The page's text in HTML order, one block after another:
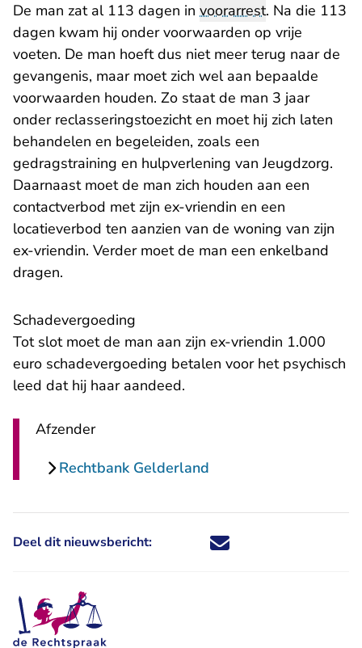
De man zat al 113 dagen in voorarrest. Na die 113
dagen kwam hij onder voorwaarden op vrije
voeten. De man hoeft dus niet meer terug naar de
gevangenis, maar moet zich wel aan bepaalde
voorwaarden houden. Zo staat de man 3 jaar
onder reclasseringstoezicht en moet hij zich laten
behandelen en begeleiden, zoals een
gedragstraining en hulpverlening van Jeugdzorg.
Daarnaast moet de man zich houden aan een
contactverbod met zijn ex-vriendin en een
locatieverbod ten aanzien van de woning van zijn
ex-vriendin. Verder moet de man een enkelband
dragen.
Schadevergoeding
Tot slot moet de man aan zijn ex-vriendin 1.000
euro schadevergoeding betalen voor het psychisch
leed dat hij haar aandeed.
Afzender
Rechtbank Gelderland
Deel dit nieuwsbericht: Deel dit nieuwsbericht via X -
Deel dit nieuwsbericht via
Deel dit nieuwsbericht
Deel dit